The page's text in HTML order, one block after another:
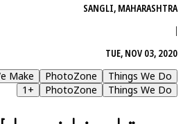
SANGLI, MAHARASHTRA
|
TUE, NOV 03, 2020
Things We Do
PhotoZone
Make
Things We Do
PhotoZone
+
1